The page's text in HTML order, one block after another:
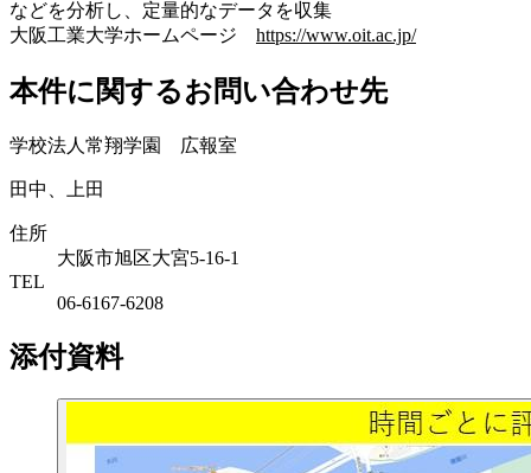
などを分析し、定量的なデータを収集
大阪工業大学ホームページ https://www.oit.ac.jp/
本件に関するお問い合わせ先
学校法人常翔学園 広報室
田中、上田
住所
大阪市旭区大宮5-16-1
TEL
06-6167-6208
添付資料